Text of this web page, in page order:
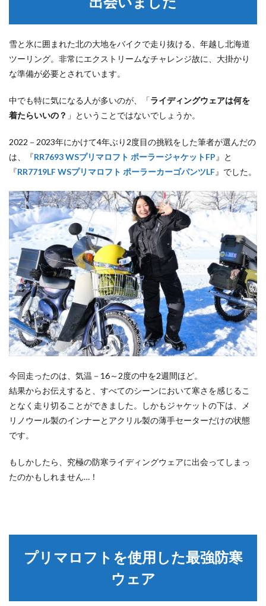
雪と氷に囲まれた北の大地をバイクで走り抜ける、年越し北海道
ツーリング。非常にエクストリームなチャレンジ故に、大掛かり
な準備が必要とされています。
中でも特に気になる人が多いのが、「ライディングウェアは何を
着たらいいの？ 」ということではないでしょうか。
2022－2023年にかけて4年ぶり2度目の挑戦をした筆者が選んだの
は、『RR7693WSプリマロフト ポーラージャケットFP 』と
『RR7719LFWSプリマロフト ポーラーカーゴパンツLF』でした。
今回走ったのは、気温－16～2度の中を2週間ほど。
結果からお伝えすると、すべてのシーンにおいて寒さを感じるこ
となく走り切ることができました。しかもジャケットの下は、メ
リノウール製のインナーとアクリル製の薄手セーターだけの状態
です。
もしかしたら、究極の防寒ライディングウェアに出会ってしまっ
たのかもしれません…！
プリマロフトを使用した最強防寒
ウェア